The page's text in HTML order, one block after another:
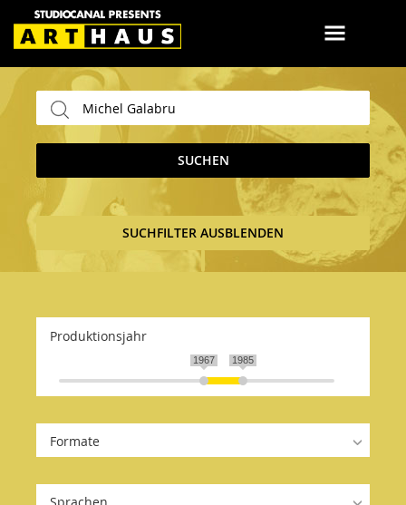
SUCHEN
SUCHFILTER AUSBLENDEN
Produktionsjahr
1967 1985
Formate